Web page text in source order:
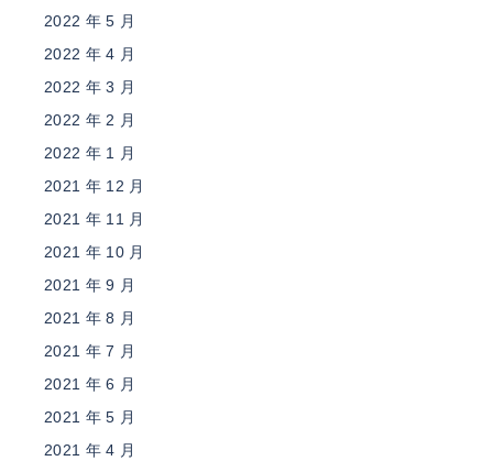
2022 年 5 月
2022 年 4 月
2022 年 3 月
2022 年 2 月
2022 年 1 月
2021 年 12 月
2021 年 11 月
2021 年 10 月
2021 年 9 月
2021 年 8 月
2021 年 7 月
2021 年 6 月
2021 年 5 月
2021 年 4 月